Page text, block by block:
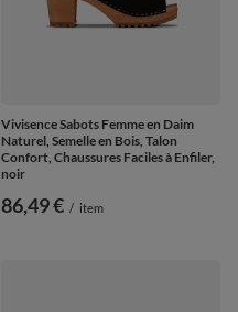
Vivisence Sabots Femme en Daim
Naturel, Semelle en Bois, Talon
Confort, Chaussures Faciles à Enfiler,
noir
86,49 € / item